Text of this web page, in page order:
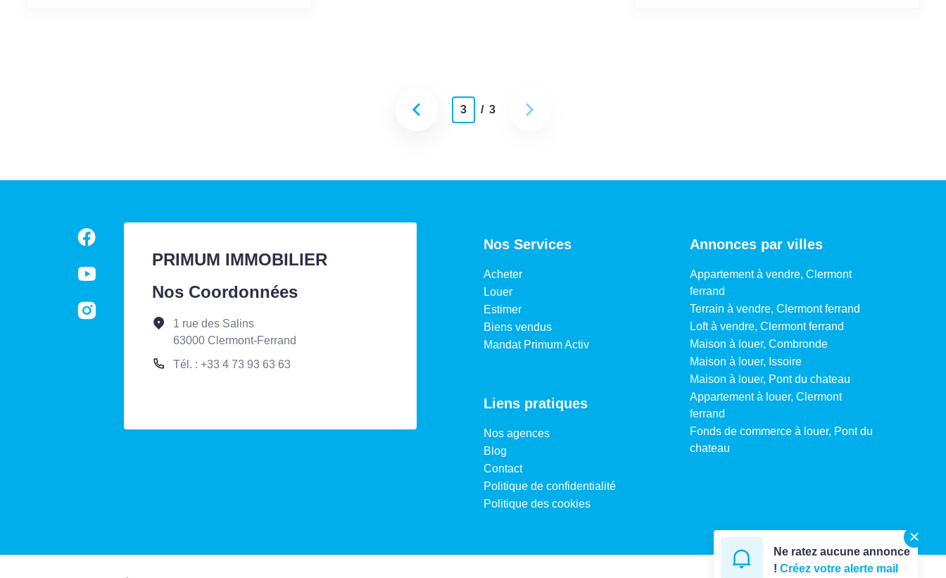
Ne ratez aucune annonce
! Créez votre alerte mail
3 / 3
PRIMUM IMMOBILIER
Nos Coordonnées
1 rue des Salins
63000 Clermont-Ferrand
Tél. : +33 4 73 93 63 63
Nos Services
Acheter
Louer
Estimer
Biens vendus
Mandat Primum Activ
Liens pratiques
Nos agences
Blog
Contact
Politique de confidentialité
Politique des cookies
Annonces par villes
Appartement à vendre, Clermont
ferrand
Terrain à vendre, Clermont ferrand
Loft à vendre, Clermont ferrand
Maison à louer, Combronde
Maison à louer, Issoire
Maison à louer, Pont du chateau
Appartement à louer, Clermont
ferrand
Fonds de commerce à louer, Pont du
chateau